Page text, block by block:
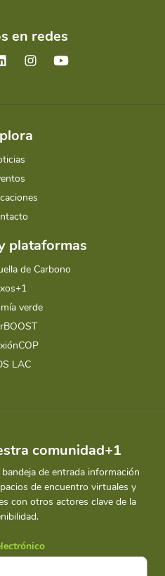
en redes
plataformas
de Carbono
verde
LAC
comunidad+1
de entrada información
de encuentro virtuales y
con otros actores clave de la